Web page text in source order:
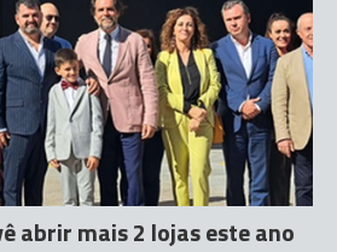
abrir mais 2 lojas este ano